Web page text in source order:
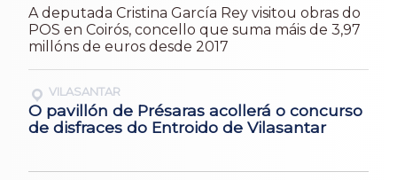
A deputada Cristina García Rey visitou obras do
POS en Coirós, concello que suma máis de 3,97
millóns de euros desde 2017
VILASANTAR
O pavillón de Présaras acollerá o concurso
de disfraces do Entroido de Vilasantar